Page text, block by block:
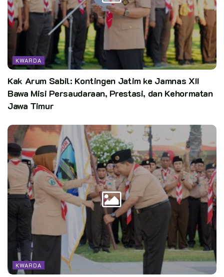
KWARDA
Kak Arum Sabil: Kontingen Jatim ke Jamnas XII
Bawa Misi Persaudaraan, Prestasi, dan Kehormatan
Jawa Timur
KWARDA